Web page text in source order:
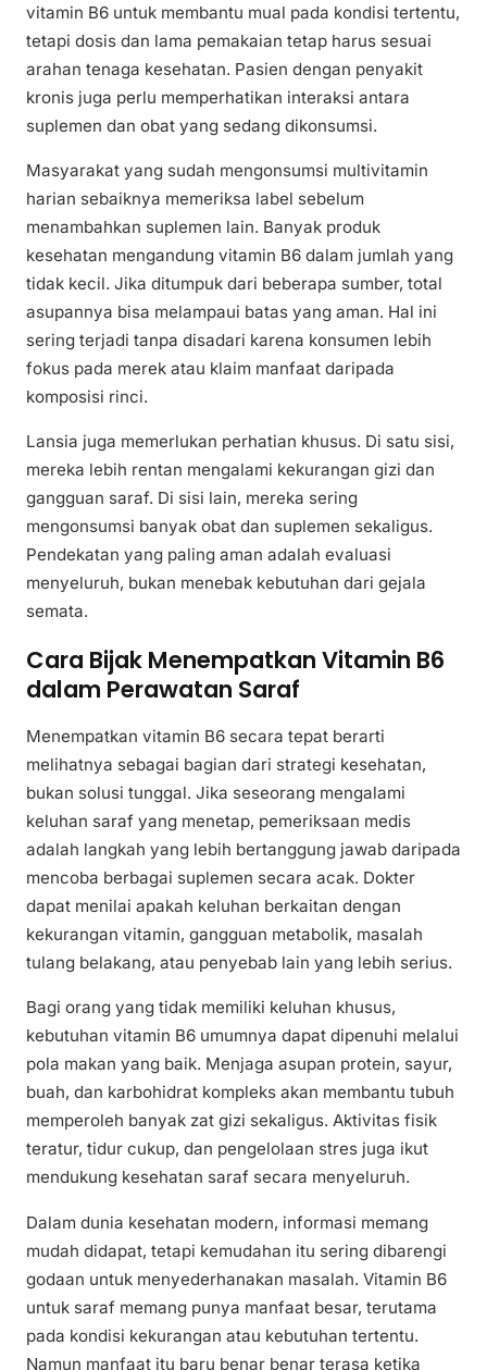
vitamin B6 untuk membantu mual pada kondisi tertentu,
tetapi dosis dan lama pemakaian tetap harus sesuai
arahan tenaga kesehatan. Pasien dengan penyakit
kronis juga perlu memperhatikan interaksi antara
suplemen dan obat yang sedang dikonsumsi.
Masyarakat yang sudah mengonsumsi multivitamin
harian sebaiknya memeriksa label sebelum
menambahkan suplemen lain. Banyak produk
kesehatan mengandung vitamin B6 dalam jumlah yang
tidak kecil. Jika ditumpuk dari beberapa sumber, total
asupannya bisa melampaui batas yang aman. Hal ini
sering terjadi tanpa disadari karena konsumen lebih
fokus pada merek atau klaim manfaat daripada
komposisi rinci.
Lansia juga memerlukan perhatian khusus. Di satu sisi,
mereka lebih rentan mengalami kekurangan gizi dan
gangguan saraf. Di sisi lain, mereka sering
mengonsumsi banyak obat dan suplemen sekaligus.
Pendekatan yang paling aman adalah evaluasi
menyeluruh, bukan menebak kebutuhan dari gejala
semata.
Cara Bijak Menempatkan Vitamin B6
dalam Perawatan Saraf
Menempatkan vitamin B6 secara tepat berarti
melihatnya sebagai bagian dari strategi kesehatan,
bukan solusi tunggal. Jika seseorang mengalami
keluhan saraf yang menetap, pemeriksaan medis
adalah langkah yang lebih bertanggung jawab daripada
mencoba berbagai suplemen secara acak. Dokter
dapat menilai apakah keluhan berkaitan dengan
kekurangan vitamin, gangguan metabolik, masalah
tulang belakang, atau penyebab lain yang lebih serius.
Bagi orang yang tidak memiliki keluhan khusus,
kebutuhan vitamin B6 umumnya dapat dipenuhi melalui
pola makan yang baik. Menjaga asupan protein, sayur,
buah, dan karbohidrat kompleks akan membantu tubuh
memperoleh banyak zat gizi sekaligus. Aktivitas fisik
teratur, tidur cukup, dan pengelolaan stres juga ikut
mendukung kesehatan saraf secara menyeluruh.
Dalam dunia kesehatan modern, informasi memang
mudah didapat, tetapi kemudahan itu sering dibarengi
godaan untuk menyederhanakan masalah. Vitamin B6
untuk saraf memang punya manfaat besar, terutama
pada kondisi kekurangan atau kebutuhan tertentu.
Namun manfaat itu baru benar benar terasa ketika